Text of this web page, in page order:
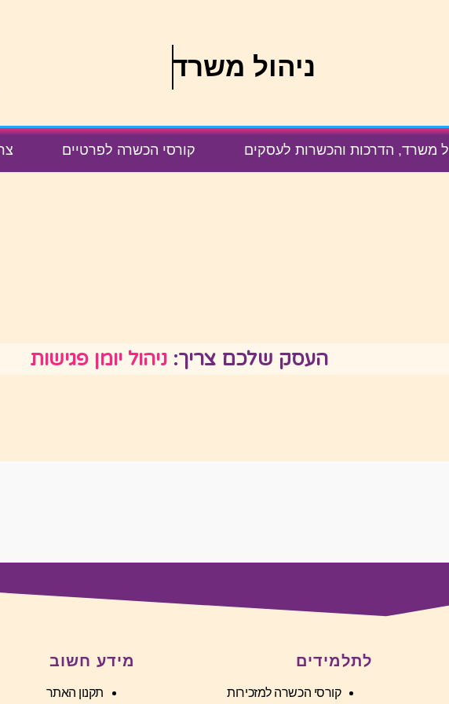
ניהול משרד
משרד, הדרכות והכשרות לעסקים קורסי הכשרה לפרטיים
העסק שלכם צריך: ניהול יומן
לתלמידים
קורסי הכשרה למזכירות
מידע חשוב
תקנון האתר